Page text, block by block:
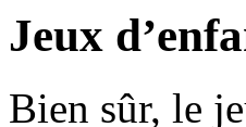
Jeux
Bien sûr, le